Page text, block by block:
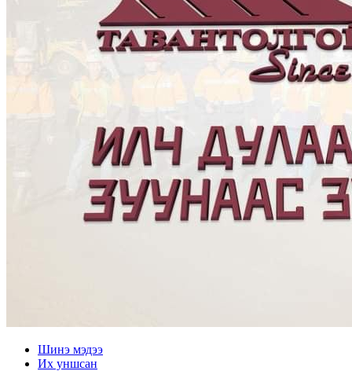
Шинэ мэдээ
Их уншсан